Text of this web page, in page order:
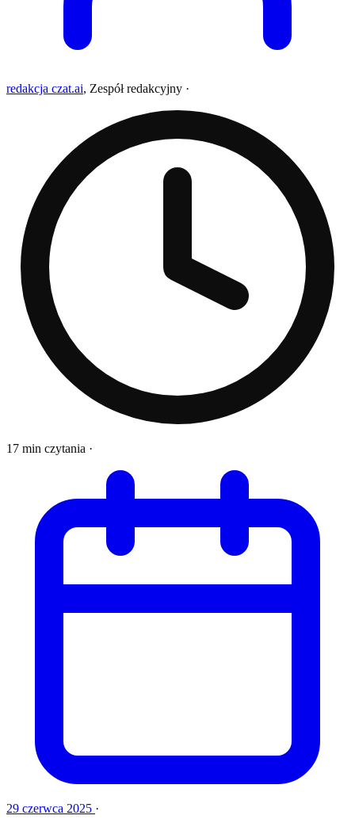
redakcja czat.ai, Zespół redakcyjny ·
17 min czytania ·
29 czerwca 2025 ·